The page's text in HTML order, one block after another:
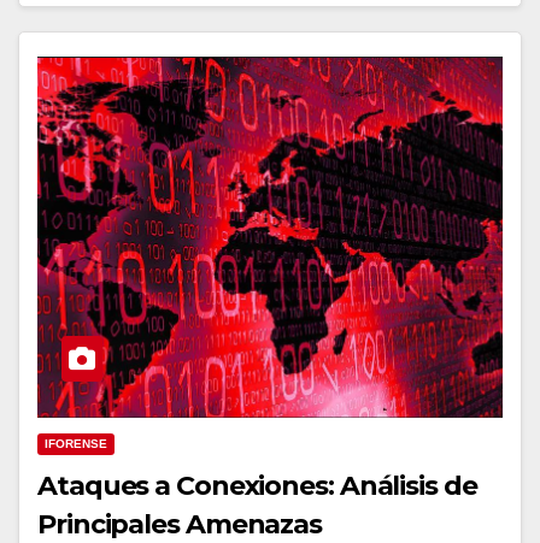
IFORENSE
Ataques a Conexiones: Análisis de
Principales Amenazas